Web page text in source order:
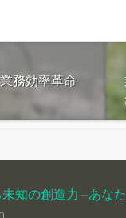
務効率革命
知の創造力—あな